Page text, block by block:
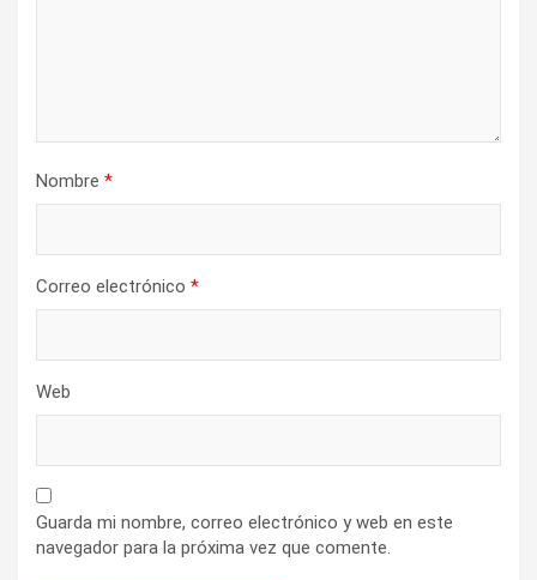
Nombre *
Correo electrónico *
Web
Guarda mi nombre, correo electrónico y web en este
navegador para la próxima vez que comente.